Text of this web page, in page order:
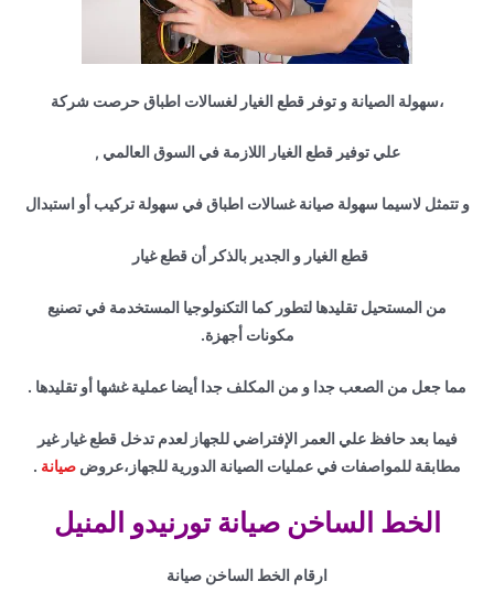
،سهولة الصيانة و توفر قطع الغيار لغسالات اطباق حرصت شركة
علي توفير قطع الغيار اللازمة في السوق العالمي ,
و تتمثل لاسيما سهولة صيانة غسالات اطباق في سهولة تركيب أو استبدال
قطع الغيار و الجدير بالذكر أن قطع غيار
من المستحيل تقليدها لتطور كما التكنولوجيا المستخدمة في تصنيع
مكونات أجهزة.
مما جعل من الصعب جدا و من المكلف جدا أيضا عملية غشها أو تقليدها .
فيما بعد حافظ علي العمر الإفتراضي للجهاز لعدم تدخل قطع غيار غير
مطابقة للمواصفات في عمليات الصيانة الدورية للجهاز،عروض صيانة .
الخط الساخن صيانة تورنيدو المنيل
ارقام الخط الساخن صيانة